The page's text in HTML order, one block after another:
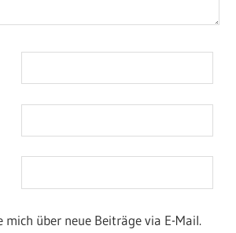
mich über neue Beiträge via E-Mail.